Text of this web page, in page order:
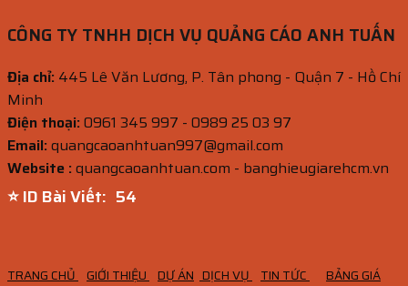
CÔNG TY TNHH DỊCH VỤ QUẢNG CÁO ANH TUẤN
Địa chỉ: 445 Lê Văn Lương, P. Tân phong - Quận 7 - Hồ Chí
Minh
Điện thoại:0961 345 997 - 0989 25 03 97
Email:quangcaoanhtuan997@gmail.com
Website :quangcaoanhtuan.com - banghieugiarehcm.vn
⭐ ID Bài Viết: 53
TRANG CHỦ GIỚI THIỆU DỰ ÁN DỊCH VỤ TIN TỨC
BẢNG GIÁ